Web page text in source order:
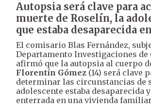
Autopsia será clave para
muerte de Roselín, la
que estaba desaparecida
El comisario Blas Fernández,
Departamento Investigaciones de
afirmó que la autopsia al cuerpo
Florentín Gómez(14) será clave
determinar las circunstancias de
adolescente estaba desaparecida
enterrada en una vivienda